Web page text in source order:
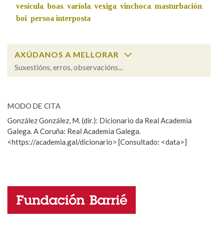
Na fraseoloxía
Marcas gramaticais
vesícula boas varíola vexiga vinchoca masturbación
boi persoa interposta
AXÚDANOS A MELLORAR
Suxestións, erros, observacións...
ESCOLLE UNHA OPCIÓN:
Observación Hai un erro na palabra
Propoño mellorar a definición
Nome
MODO DE CITA
González González, M. (dir.): Dicionario da Real Academia
Galega. A Coruña: Real Academia Galega.
<https://academia.gal/dicionario> [Consultado: <data>]